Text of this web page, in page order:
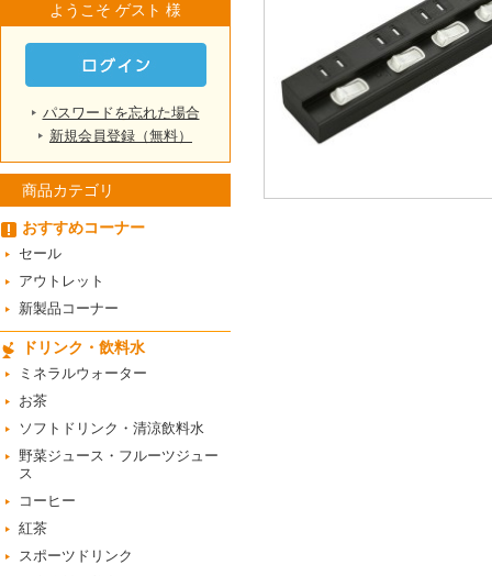
ようこそ ゲスト 様
パスワードを忘れた場合
新規会員登録（無料）
商品カテゴリ
おすすめコーナー
セール
アウトレット
新製品コーナー
ドリンク・飲料水
ミネラルウォーター
お茶
ソフトドリンク・清涼飲料水
野菜ジュース・フルーツジュー
ス
コーヒー
紅茶
スポーツドリンク